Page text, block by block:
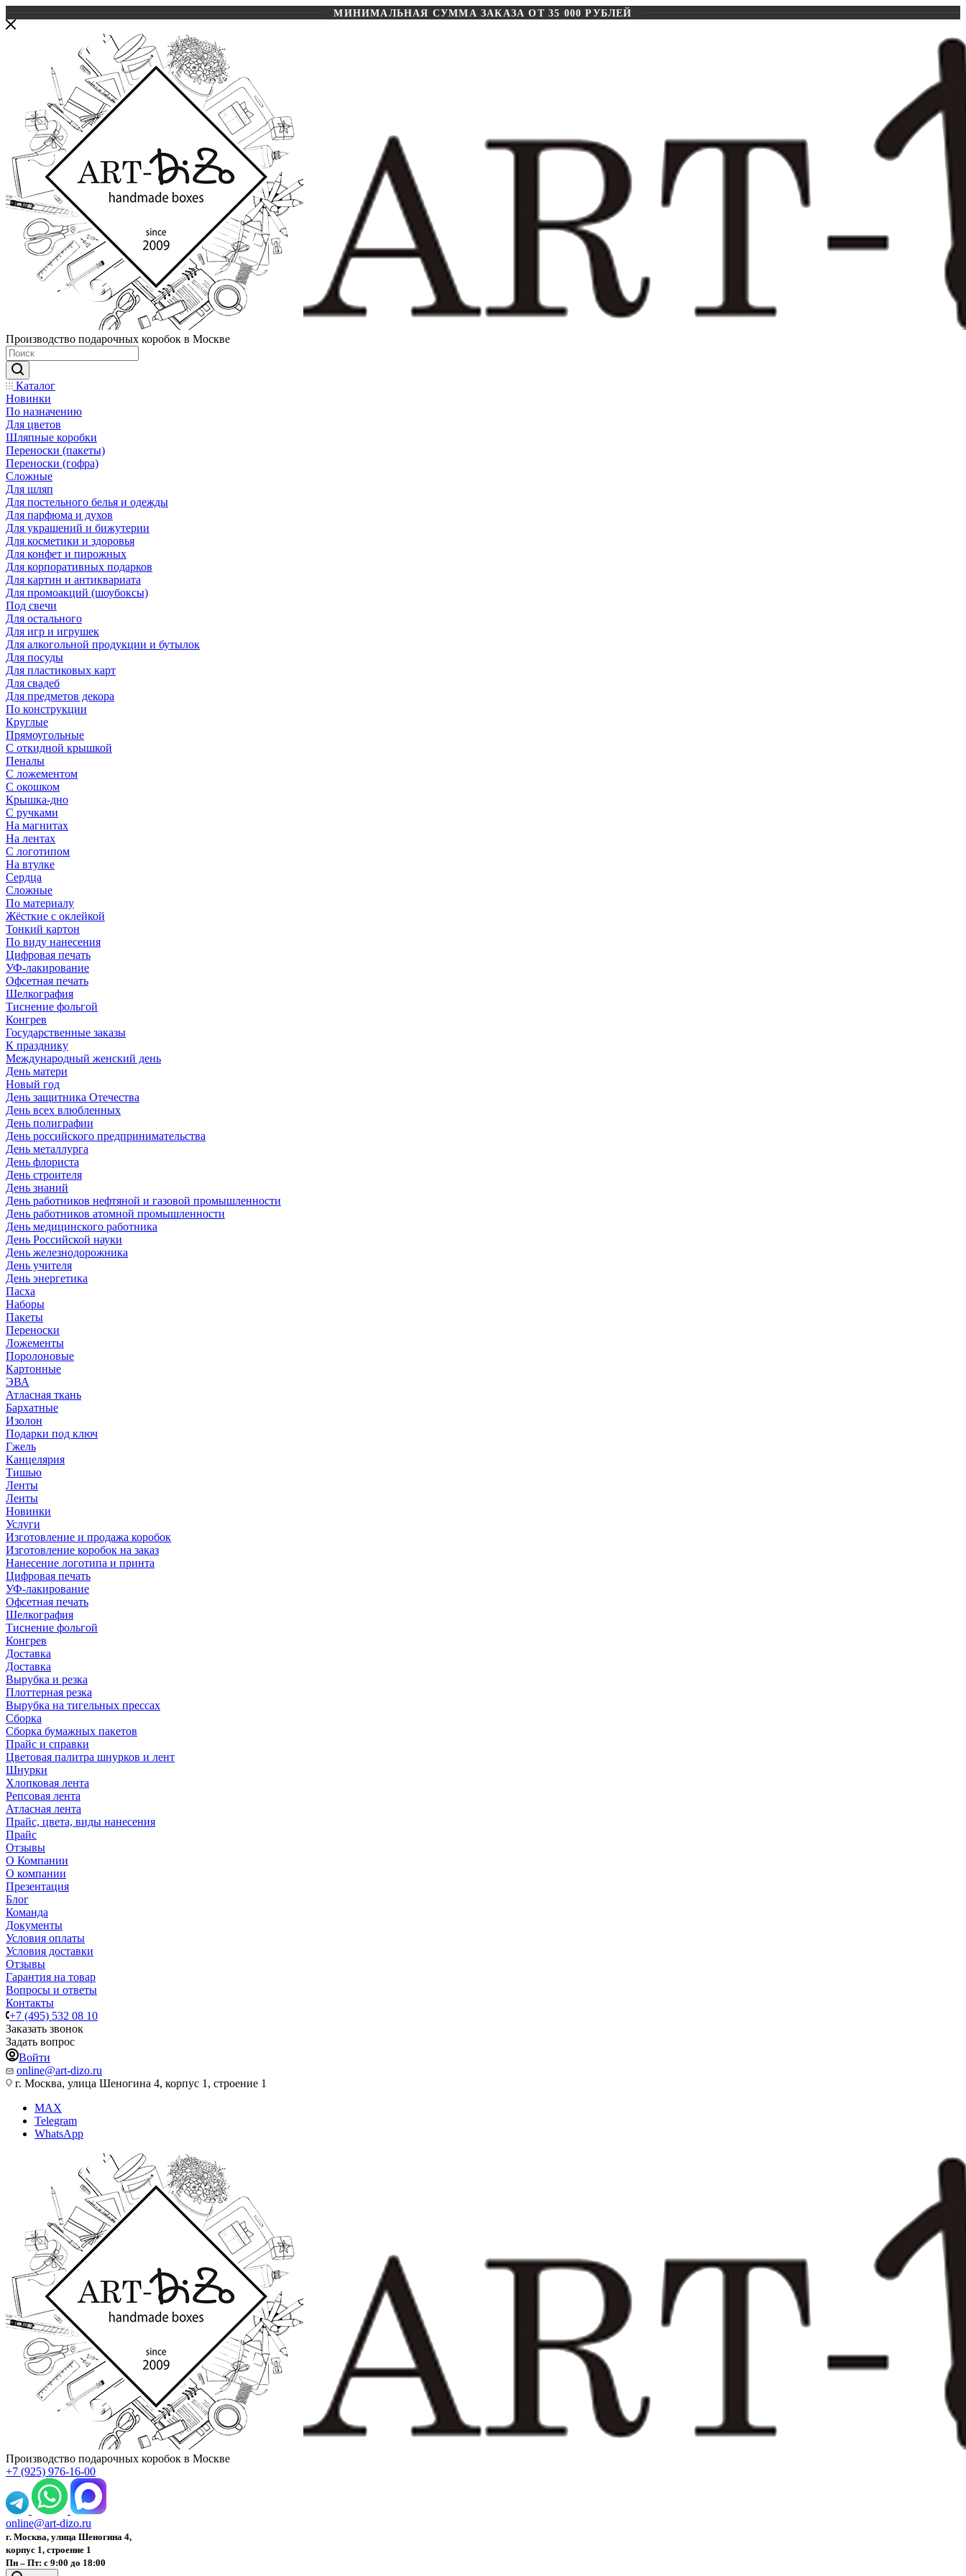
МИНИМАЛЬНАЯ СУММА ЗАКАЗА ОТ 35 000 РУБЛЕЙ
Производство подарочных коробок в Москве
Каталог
Новинки
По назначению
Для цветов
Шляпные коробки
Переноски (пакеты)
Переноски (гофра)
Сложные
Для шляп
Для постельного белья и одежды
Для парфюма и духов
Для украшений и бижутерии
Для косметики и здоровья
Для конфет и пирожных
Для корпоративных подарков
Для картин и антиквариата
Для промоакций (шоубоксы)
Под свечи
Для остального
Для игр и игрушек
Для алкогольной продукции и бутылок
Для посуды
Для пластиковых карт
Для свадеб
Для предметов декора
По конструкции
Круглые
Прямоугольные
С откидной крышкой
Пеналы
С ложементом
С окошком
Крышка-дно
С ручками
На магнитах
На лентах
С логотипом
На втулке
Сердца
Сложные
По материалу
Жёсткие с оклейкой
Тонкий картон
По виду нанесения
Цифровая печать
УФ-лакирование
Офсетная печать
Шелкография
Тиснение фольгой
Конгрев
Государственные заказы
К празднику
Международный женский день
День матери
Новый год
День защитника Отечества
День всех влюбленных
День полиграфии
День российского предпринимательства
День металлурга
День флориста
День строителя
День знаний
День работников нефтяной и газовой промышленности
День работников атомной промышленности
День медицинского работника
День Российской науки
День железнодорожника
День учителя
День энергетика
Пасха
Наборы
Пакеты
Переноски
Ложементы
Поролоновые
Картонные
ЭВА
Атласная ткань
Бархатные
Изолон
Подарки под ключ
Гжель
Канцелярия
Тишью
Ленты
Ленты
Новинки
Услуги
Изготовление и продажа коробок
Изготовление коробок на заказ
Нанесение логотипа и принта
Цифровая печать
УФ-лакирование
Офсетная печать
Шелкография
Тиснение фольгой
Конгрев
Доставка
Доставка
Вырубка и резка
Плоттерная резка
Вырубка на тигельных прессах
Сборка
Сборка бумажных пакетов
Прайс и справки
Цветовая палитра шнурков и лент
Шнурки
Хлопковая лента
Репсовая лента
Атласная лента
Прайс, цвета, виды нанесения
Прайс
Отзывы
О Компании
О компании
Презентация
Блог
Команда
Документы
Условия оплаты
Условия доставки
Отзывы
Гарантия на товар
Вопросы и ответы
Контакты
+7 (495) 532 08 10
Заказать звонок
Задать вопрос
Войти
online@art-dizo.ru
г. Москва, улица Шеногина 4, корпус 1, строение 1
MAX
Telegram
WhatsApp
Производство подарочных коробок в Москве
+7 (925) 976-16-00
online@art-dizo.ru
г. Москва, улица Шеногина 4,
корпус 1, строение 1
Пн – Пт: с 9:00 до 18:00